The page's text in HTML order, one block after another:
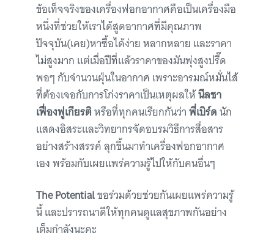
ข้อเท็จจริงของเครื่องฟอกอากาศคือเป็นเครื่องมือ
หนึ่งที่ช่วยให้เราได้สูดอากาศที่มีคุณภาพ
ปัจจุบัน(เคย)หาซื้อได้ง่าย หลากหลาย และราคา
ไม่สูงมาก แต่เมื่อปีที่แล้วราคาของมันพุ่งสูงปรี๊ด
พอๆ กับจำนวนฝุ่นในอากาศ เพราะอารมณ์หมั่นไส้
ที่ต้องเจอกับการโก่งราคาเป็นเหตุผลให้นีลชา
เฟื่องฟูเกียรติหรือที่ทุกคนเรียกกันว่าพี่เบิร์ดนัก
แสดงอิสระและวิทยากรจัดอบรมวิธีการสื่อสาร
อย่างสร้างสรรค์ ลุกขึ้นมาทำเครื่องฟอกอากาศ
เอง พร้อมกับเผยแพร่ความรู้ไปให้กับคนอื่นๆ
The Potentialขอร่วมด้วยช่วยกันเผยแพร่ความรู้
นี้ และปรารถนาดีให้ทุกคนดูแลสุขภาพกันอย่าง
เต็มกำลังนะคะ